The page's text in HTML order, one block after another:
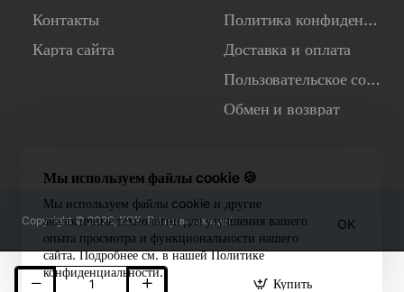
Мы используем файлы cookie 🍪
Мы используем файлы cookie и другие
аналогичные технологии для улучшения вашего
опыта просмотра и функциональности нашего
сайта. Подробнее см. в нашей Политике
конфиденциальности.
OK
Купить
Контакты
Карта сайта
Политика конфиденциальности
Доставка и оплата
Пользовательское соглашение
Обмен и возврат
Copyright © 2026, КОК. Всі права захищені.